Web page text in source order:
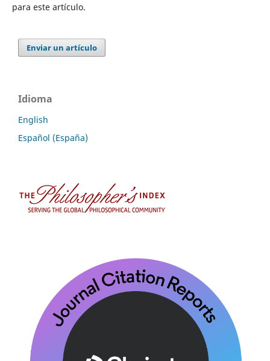
para este artículo.
Enviar un artículo
Idioma
English
Español (España)